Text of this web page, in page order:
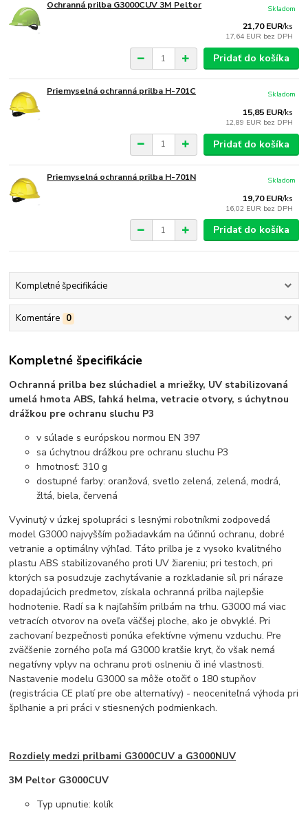
Ochranná prilba G3000CUV 3M Peltor
21,70 EUR/ks
17,64 EUR bez DPH
Skladom
Pridať do košíka
Priemyselná ochranná prilba H-701C
15,85 EUR/ks
12,89 EUR bez DPH
Skladom
Pridať do košíka
Priemyselná ochranná prilba H-701N
19,70 EUR/ks
16,02 EUR bez DPH
Skladom
Pridať do košíka
Kompletné špecifikácie
Komentáre 0
Kompletné špecifikácie
Ochranná prilba bez slúchadiel a mriežky, UV stabilizovaná
umelá hmota ABS, ľahká helma, vetracie otvory, s úchytnou
drážkou pre ochranu sluchu P3
v súlade s európskou normou EN 397
sa úchytnou drážkou pre ochranu sluchu P3
hmotnosť: 310 g
dostupné farby: oranžová, svetlo zelená, zelená, modrá,
žltá, biela, červená
Vyvinutý v úzkej spolupráci s lesnými robotníkmi zodpovedá
model G3000 najvyšším požiadavkám na účinnú ochranu, dobré
vetranie a optimálny výhľad. Táto prilba je z vysoko kvalitného
plastu ABS stabilizovaného proti UV žiareniu; pri testoch, pri
ktorých sa posudzuje zachytávanie a rozkladanie síl pri náraze
dopadajúcich predmetov, získala ochranná prilba najlepšie
hodnotenie. Radí sa k najľahším prilbám na trhu. G3000 má viac
vetracích otvorov na oveľa väčšej ploche, ako je obvyklé. Pri
zachovaní bezpečnosti ponúka efektívne výmenu vzduchu. Pre
zväčšenie zorného poľa má G3000 kratšie kryt, čo však nemá
negatívny vplyv na ochranu proti oslneniu či iné vlastnosti.
Nastavenie modelu G3000 sa môže otočiť o 180 stupňov
(registrácia CE platí pre obe alternatívy) - neoceniteľná výhoda pri
šplhanie a pri práci v stiesnených podmienkach.
Rozdiely medzi prilbami G3000CUV a G3000NUV
3M Peltor G3000CUV
Typ upnutie: kolík